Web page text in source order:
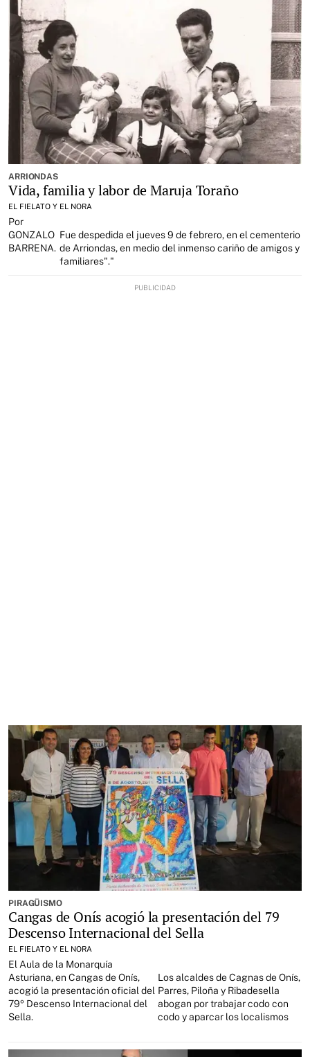
ARRIONDAS
Vida, familia y labor de Maruja Toraño
EL FIELATO Y EL NORA
Por
GONZALO
BARRENA.
Fue despedida el jueves 9 de febrero, en el cementerio
de Arriondas, en medio del inmenso cariño de amigos y
familiares"."
PIRAGÜISMO
Cangas de Onís acogió la presentación del 79
Descenso Internacional del Sella
EL FIELATO Y EL NORA
El Aula de la Monarquía
Asturiana, en Cangas de Onís,
acogió la presentación oficial del
79º Descenso Internacional del
Sella.
Los alcaldes de Cagnas de Onís,
Parres, Piloña y Ribadesella
abogan por trabajar codo con
codo y aparcar los localismos